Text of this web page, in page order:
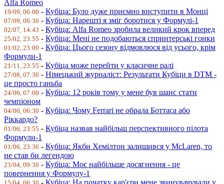
Alfa Romeo
19/09, 06:00 - Кубіца: Було дуже приємно виступити в Монці
07/09, 06:30 - Кубіца: Нарешті я зміг боротися у Формулі-1
02/07, 14:43 - Кубіца: Alfa Romeo зробила великий крок вперед
25/02, 23:55 - Кубіца: Мені не подобаються спринтерські гонки
01/02, 23:00 - Кубіца: Цього сезону відмовлюся від усього, крім
Формули-1
21/11, 23:55 - Кубіца може перейти у класичне ралі
27/08, 07:30 - Німецький журналіст: Результати Кубіци в DTM -
це просто ганьба
24/06, 07:00 - Кубіца: 12 років тому у мене був шанс стати
чемпіоном
04/06, 06:30 - Кубіца: Чому Ferrari не обрала Боттаса або
Ріккардо?
01/06, 23:55 - Кубіца назвав найбільш перспективного пілота
Формули-1
01/06, 23:30 - Кубіца: Якби Хемілтон залишився у McLaren, то
не став би легендою
23/04, 09:30 - Кубіца: Моє найбільше досягнення - це
повернення у Формулу-1
- Кубіца: На початку кар'єри мене звинувачували у